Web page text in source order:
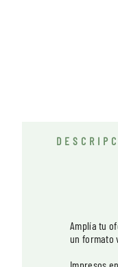
Amplía tu
un formato